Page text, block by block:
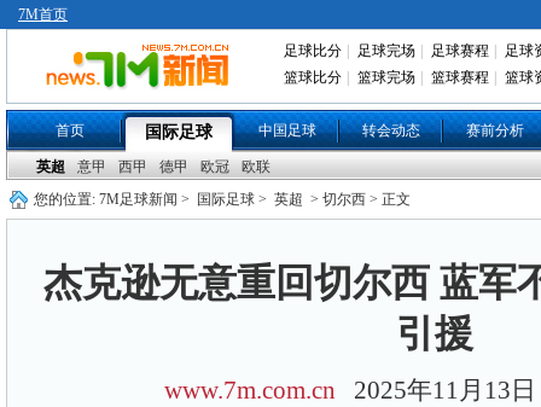
7M首页
足球比分 足球完场 足球赛程
足球
篮球比分
篮球完场 篮球赛程 篮球
首页 国际足球 中国足球 转会动态 赛前分析
英超 意甲 西甲 德甲 欧冠
欧联
您的位置: 7M足球新闻 > 国际足球 > 英超 > 切尔西 > 正文
杰克逊无意重回切尔西 蓝军
引援
www.7m.com.cn 2025年11月13